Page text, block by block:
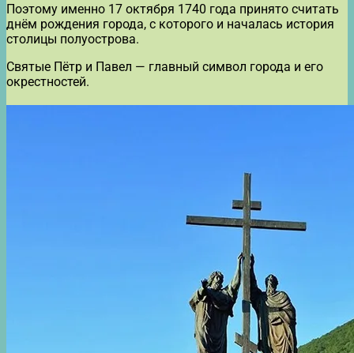
Поэтому именно 17 октября 1740 года принято считать
днём рождения города, с которого и началась история
столицы полуострова.
Святые Пётр и Павел — главный символ города и его
окрестностей.